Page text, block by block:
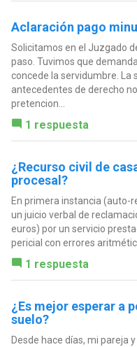
Aclaración pago
Solicitamos en el Juzgado
paso. Tuvimos que
concede la servidumbre. La
antecedentes de derecho
pretencion...
1 respuesta
¿Recurso civil de
procesal?
En primera instancia
un juicio verbal de
euros) por un servicio
pericial con errores
1 respuesta
¿Es mejor esperar a
suelo?
Desde hace días, mi pareja